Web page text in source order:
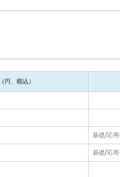
円、税込）
基礎/応
基礎/応